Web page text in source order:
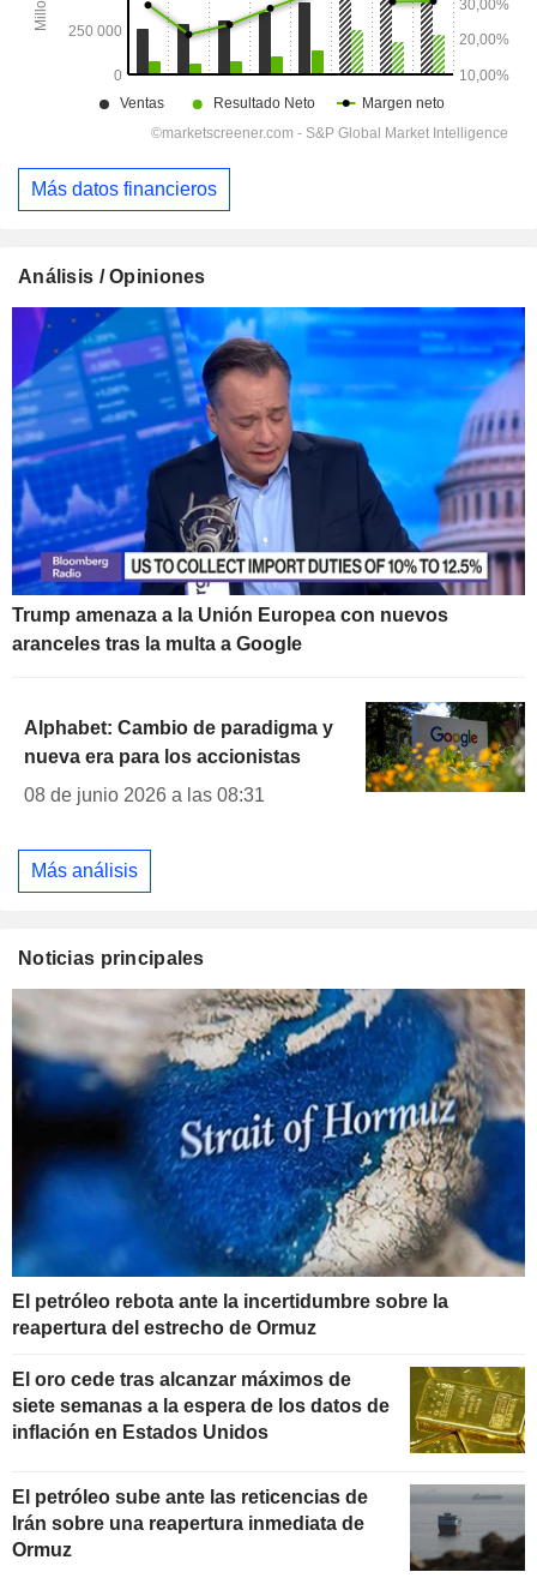
Más datos financieros
Análisis / Opiniones
Trump amenaza a la Unión Europea con nuevos
aranceles tras la multa a Google
Alphabet: Cambio de paradigma y
nueva era para los accionistas
08 de junio 2026 a las 08:31
Más análisis
Noticias principales
El petróleo rebota ante la incertidumbre sobre la
reapertura del estrecho de Ormuz
El oro cede tras alcanzar máximos de
siete semanas a la espera de los datos de
inflación en Estados Unidos
El petróleo sube ante las reticencias de
Irán sobre una reapertura inmediata de
Ormuz